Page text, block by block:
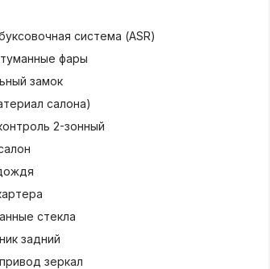
система (ASR)
фары
замок
салона)
2-зонный
стекла
задний
зеркал